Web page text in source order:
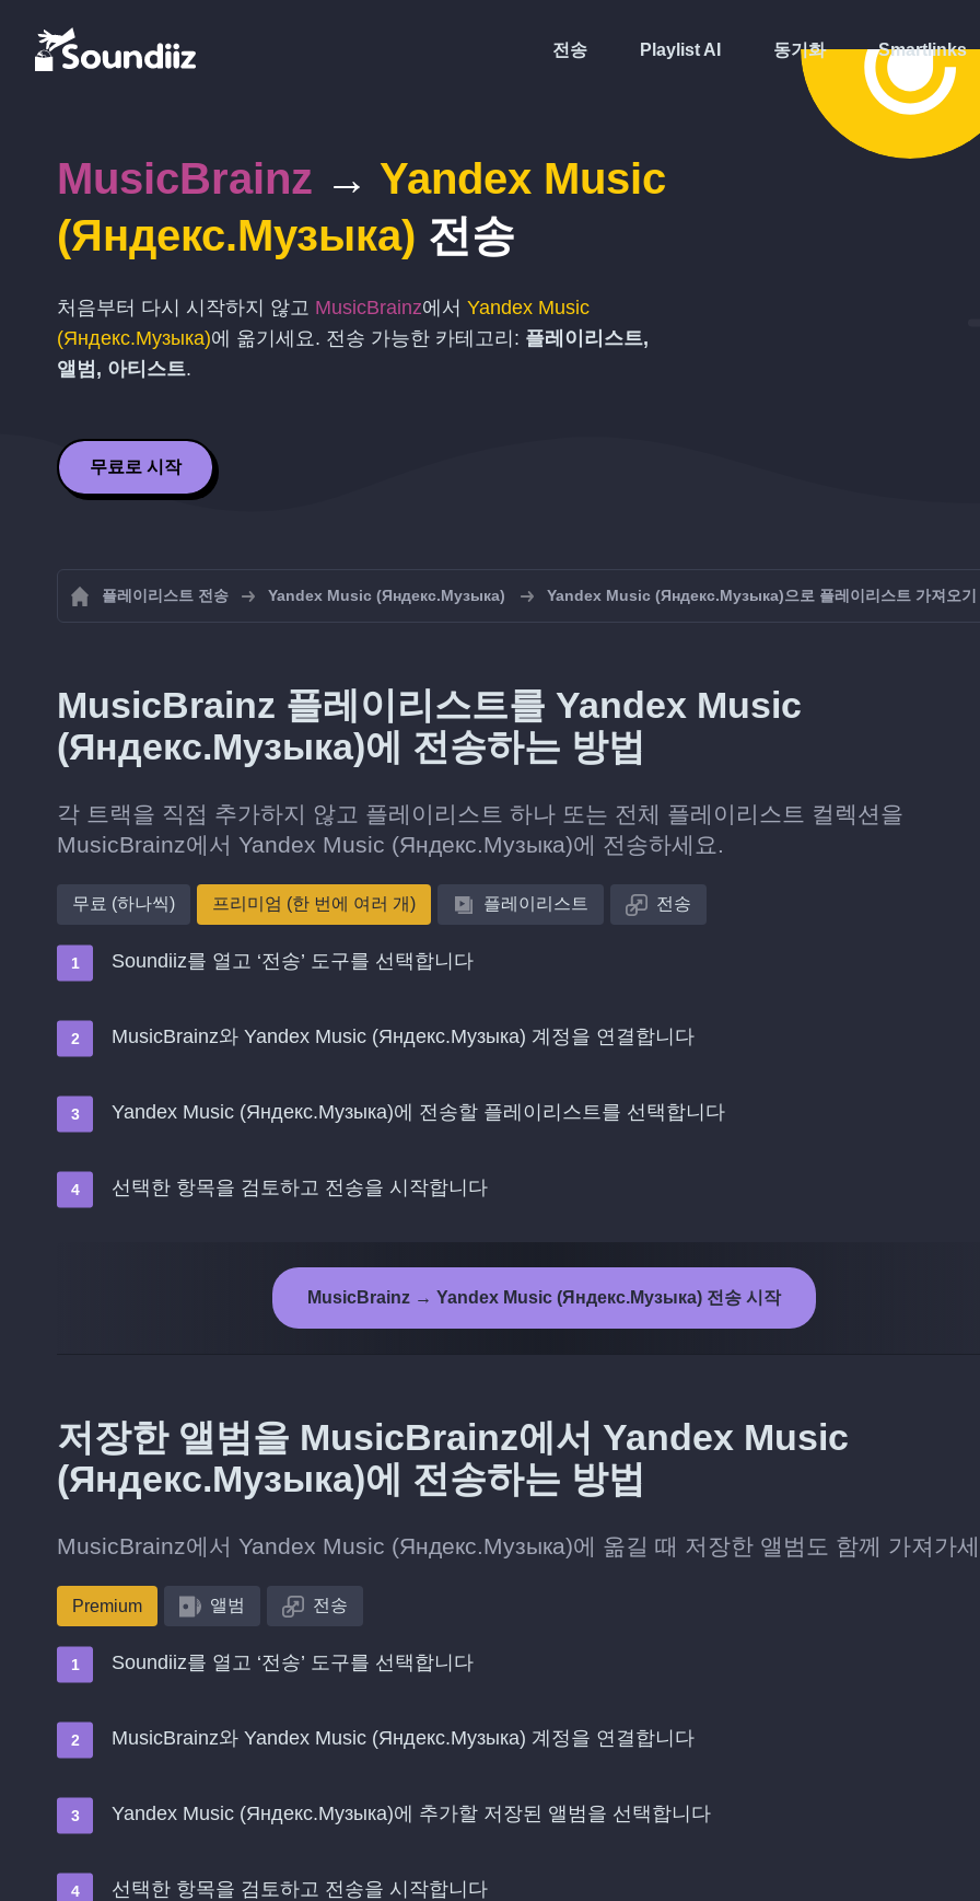
전송 Playlist AI 동기화 Smartlinks
MusicBrainz → Yandex Music
(Яндекс.Музыка) 전송
처음부터 다시 시작하지 않고 MusicBrainz에서 Yandex Music
(Яндекс.Музыка)에 옮기세요. 전송 가능한 카테고리: 플레이리스트,
앨범, 아티스트.
무료로 시작
플레이리스트 전송 Yandex Music (Яндекс.Музыка) Yandex Music (Яндекс.Музыка)으로 플레이리스트 가져오기
MusicBrainz 플레이리스트를 Yandex Music
(Яндекс.Музыка)에 전송하는 방법
각 트랙을 직접 추가하지 않고 플레이리스트 하나 또는 전체 플레이리스트 컬렉션을
MusicBrainz에서 Yandex Music (Яндекс.Музыка)에 전송하세요.
무료 (하나씩) 프리미엄 (한 번에 여러 개) 플레이리스트 전송
Soundiiz를 열고 ‘전송’ 도구를 선택합니다
MusicBrainz와 Yandex Music (Яндекс.Музыка) 계정을 연결합니다
Yandex Music (Яндекс.Музыка)에 전송할 플레이리스트를 선택합니다
선택한 항목을 검토하고 전송을 시작합니다
MusicBrainz → Yandex Music (Яндекс.Музыка) 전송 시작
저장한 앨범을 MusicBrainz에서 Yandex Music
(Яндекс.Музыка)에 전송하는 방법
MusicBrainz에서 Yandex Music (Яндекс.Музыка)에 옮길 때 저장한 앨범도 함께 가져가
Premium 앨범 전송
Soundiiz를 열고 ‘전송’ 도구를 선택합니다
MusicBrainz와 Yandex Music (Яндекс.Музыка) 계정을 연결합니다
Yandex Music (Яндекс.Музыка)에 추가할 저장된 앨범을 선택합니다
선택한 항목을 검토하고 전송을 시작합니다